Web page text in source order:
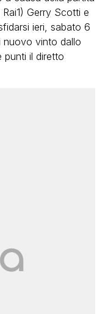
Gerry Scotti e
ieri, sabato 6
nuovo vinto dallo
punti il diretto